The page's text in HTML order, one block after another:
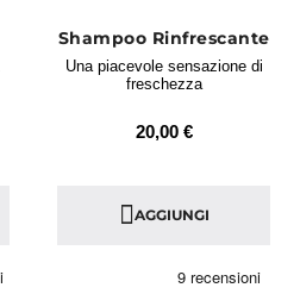
Shampoo Rinfrescante
Una piacevole sensazione di
freschezza
20,00 €
AGGIUNGI